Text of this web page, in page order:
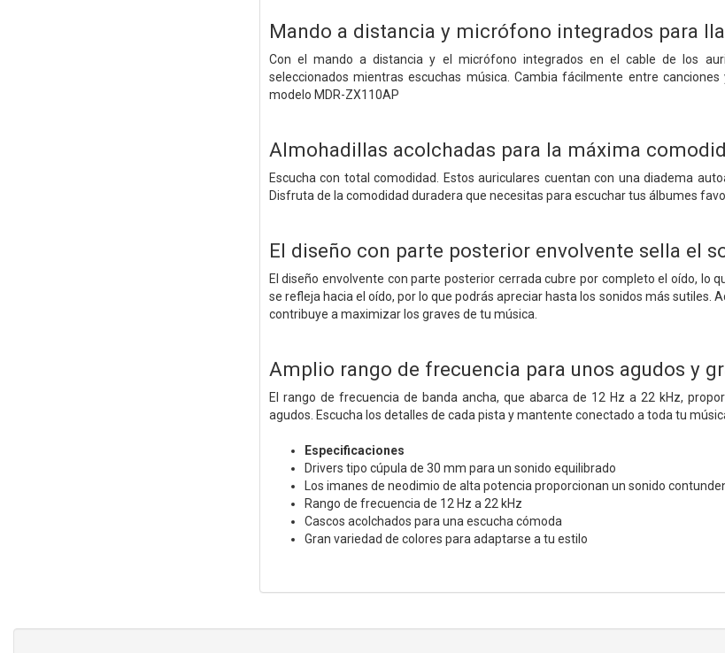
Mando a distancia y micrófono integrados para
Con el mando a distancia y el micrófono integrados en el cable de los
seleccionados mientras escuchas música. Cambia fácilmente entre
modelo MDR-ZX110AP
Almohadillas acolchadas para la máxima
Escucha con total comodidad. Estos auriculares cuentan con una diadema
Disfruta de la comodidad duradera que necesitas para escuchar tus álbumes
El diseño con parte posterior envolvente sella el
El diseño envolvente con parte posterior cerrada cubre por completo el oído, lo
se refleja hacia el oído, por lo que podrás apreciar hasta los sonidos más
contribuye a maximizar los graves de tu música.
Amplio rango de frecuencia para unos agudos y
El rango de frecuencia de banda ancha, que abarca de 12 Hz a 22 kHz,
agudos. Escucha los detalles de cada pista y mantente conectado a toda tu
Especificaciones
Drivers tipo cúpula de 30 mm para un sonido equilibrado
Los imanes de neodimio de alta potencia proporcionan un sonido
Rango de frecuencia de 12 Hz a 22 kHz
Cascos acolchados para una escucha cómoda
Gran variedad de colores para adaptarse a tu estilo